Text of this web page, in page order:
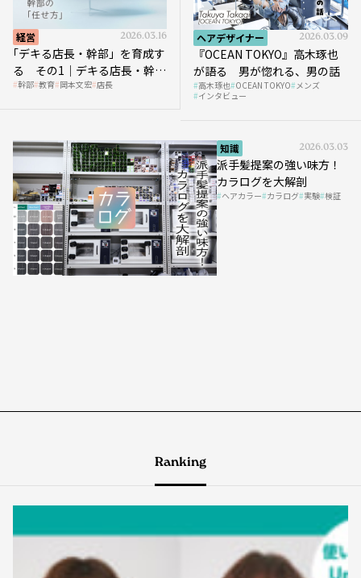
経営 2026.03.16
｢デキる店長・幹部」を育成す
る その1｜デキる店長・幹部
の「任せ方」
幹部 教育 岡本文宏 店長
ヘアデザイナー 2026.03.09
『OCEAN TOKYO』高木琢也
が語る 男が惚れる、男の話
高木琢也 OCEAN TOKYO メンズ
インタビュー
知識 2026.03.03
派手髪提案の強い味方！
カラログを大解剖
ヘアカラー カラログ 実験 検証
Ranking